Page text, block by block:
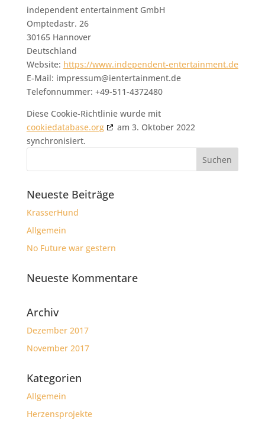
independent entertainment GmbH
Omptedastr. 26
30165 Hannover
Deutschland
Website: https://www.independent-entertainment.de
E-Mail: impressum@ientertainment.de
Telefonnummer: +49-511-4372480
Diese Cookie-Richtlinie wurde mit
cookiedatabase.org
am 3. Oktober 2022
synchronisiert.
Neueste Beiträge
KrasserHund
Allgemein
No Future war gestern
Neueste Kommentare
Archiv
Dezember 2017
November 2017
Kategorien
Allgemein
Herzensprojekte